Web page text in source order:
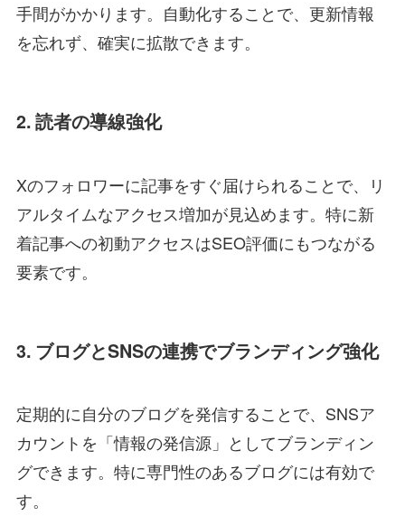
手間がかかります。自動化することで、更新情報
を忘れず、確実に拡散できます。
2. 読者の導線強化
Xのフォロワーに記事をすぐ届けられることで、リ
アルタイムなアクセス増加が見込めます。特に新
着記事への初動アクセスはSEO評価にもつながる
要素です。
3. ブログとSNSの連携でブランディング強化
定期的に自分のブログを発信することで、SNSア
カウントを「情報の発信源」としてブランディン
グできます。特に専門性のあるブログには有効で
す。